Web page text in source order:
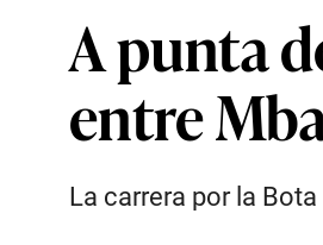
A punta
entre
La carrera por la